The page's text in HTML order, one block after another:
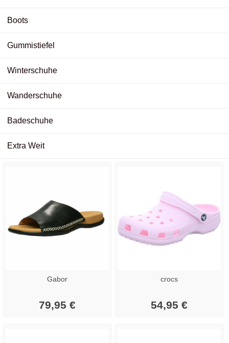
Boots
Gummistiefel
Winterschuhe
Wanderschuhe
Badeschuhe
Extra Weit
Gabor
79,95 €
crocs
54,95 €